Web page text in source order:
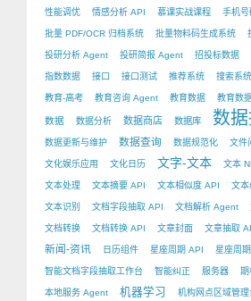
性能调优 情感分析 API 慕课实战课程 手机号
批量 PDF/OCR 归档系统 批量物料码生成系统
投研分析 Agent 投研简报 Agent 招投标数据
指数数据 接口 接口测试 推荐系统 搜索系
教育-高考 教育咨询 Agent 教育数据 教育数
数据 数据分析 数据商店 数据库 数据
数据更新与维护 数据查询 数据规范化 文件
文化娱乐应用 文化日历 文字-文本 文本
文本处理 文本摘要 API 文本相似度 API 文本
文本识别 文档字段抽取 API 文档解析 Agent
文档转换 文档转换 API 文章封面 文章抽取
新闻-资讯 日历组件 星座周期 API 星座周
智能文档字段抽取工作台 智能纠正 服务器 期
本地服务 Agent 机器学习 机构网点区域管理